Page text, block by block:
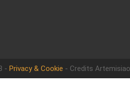
- Privacy & Cookie - Credits